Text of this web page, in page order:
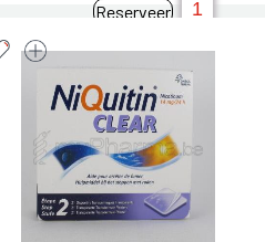
Reserveer